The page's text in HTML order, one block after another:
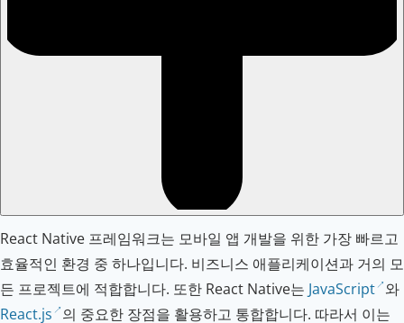
React Native 프레임워크는 모바일 앱 개발을 위한 가장 빠르고
효율적인 환경 중 하나입니다. 비즈니스 애플리케이션과 거의 모
든 프로젝트에 적합합니다. 또한 React Native는 JavaScript 와
React.js 의 중요한 장점을 활용하고 통합합니다. 따라서 이는